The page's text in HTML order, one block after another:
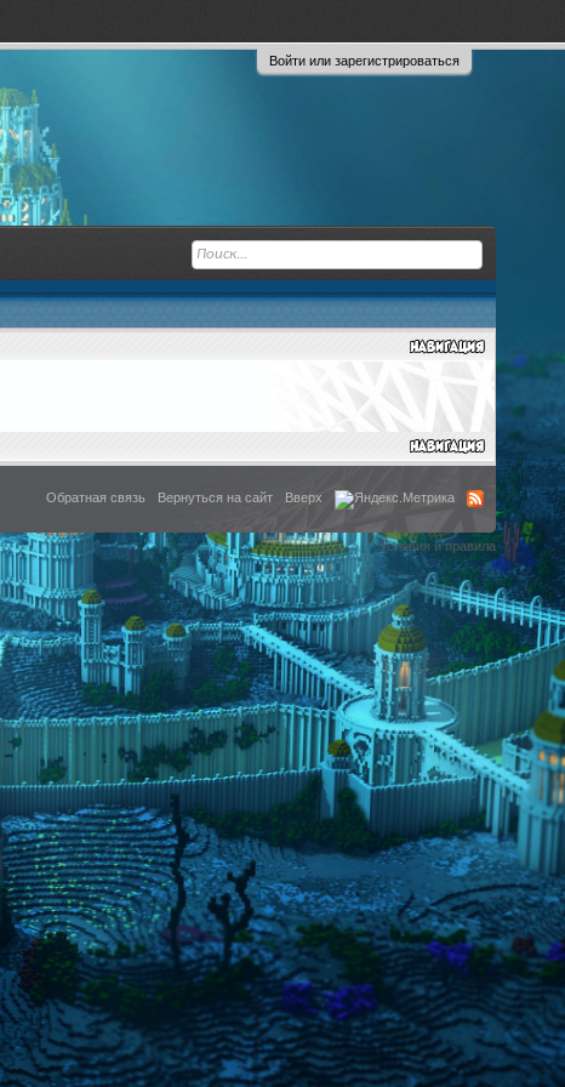
Войти или зарегистрироваться
Обратная связь Вернуться на сайт Вверх
Условия и правила